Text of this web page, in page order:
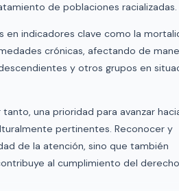
de poblaciones racializadas.
en indicadores clave como la
crónicas, afectando de
y otros grupos en
una prioridad para avanzar
pertinentes. Reconocer y
de la atención, sino que también
al cumplimiento del